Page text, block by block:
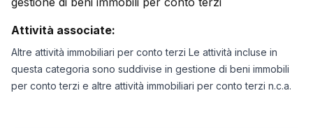
Attività associate:
Altre attività immobiliari per conto terzi Le attività incluse in
questa categoria sono suddivise in gestione di beni immobili
per conto terzi e altre attività immobiliari per conto terzi n.c.a.